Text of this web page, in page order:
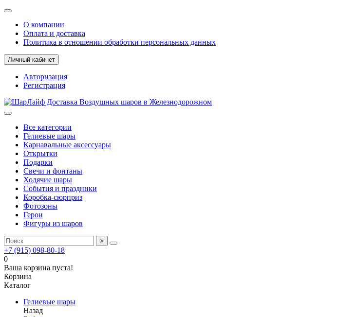
О компании
Оплата и доставка
Политика в отношении обработки персональных данных
Личный кабинет
Авторизация
Регистрация
Все категории
Гелиевые шары
Карнавальные аксессуары
Открытки
Подарки
Свечи и фонтаны
Ходячие шары
События и праздники
Коробка-сюрприз
Фотозоны
Герои
Фигуры из шаров
×
+7 (915) 098-80-18
0
Ваша корзина пуста!
Корзина
Каталог
Гелиевые шары
Назад